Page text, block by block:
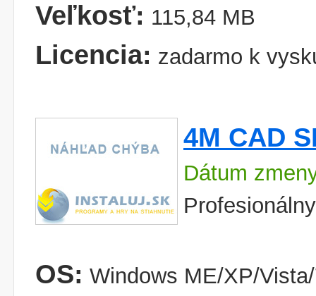
Veľkosť: 115,84 MB
Licencia: zadarmo k
4M CAD
Dátum
OS: Windows ME/XP/